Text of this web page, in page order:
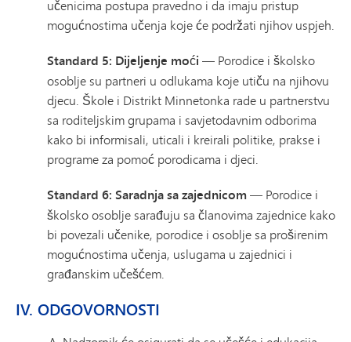
učenicima postupa pravedno i da imaju pristup
mogućnostima učenja koje će podržati njihov uspjeh.
Standard 5: Dijeljenje moći — Porodice i školsko
osoblje su partneri u odlukama koje utiču na njihovu
djecu. Škole i Distrikt Minnetonka rade u partnerstvu
sa roditeljskim grupama i savjetodavnim odborima
kako bi informisali, uticali i kreirali politike, prakse i
programe za pomoć porodicama i djeci.
Standard 6: Saradnja sa zajednicom— Porodice i
školsko osoblje sarađuju sa članovima zajednice kako
bi povezali učenike, porodice i osoblje sa proširenim
mogućnostima učenja, uslugama u zajednici i
građanskim učešćem.
IV. ODGOVORNOSTI